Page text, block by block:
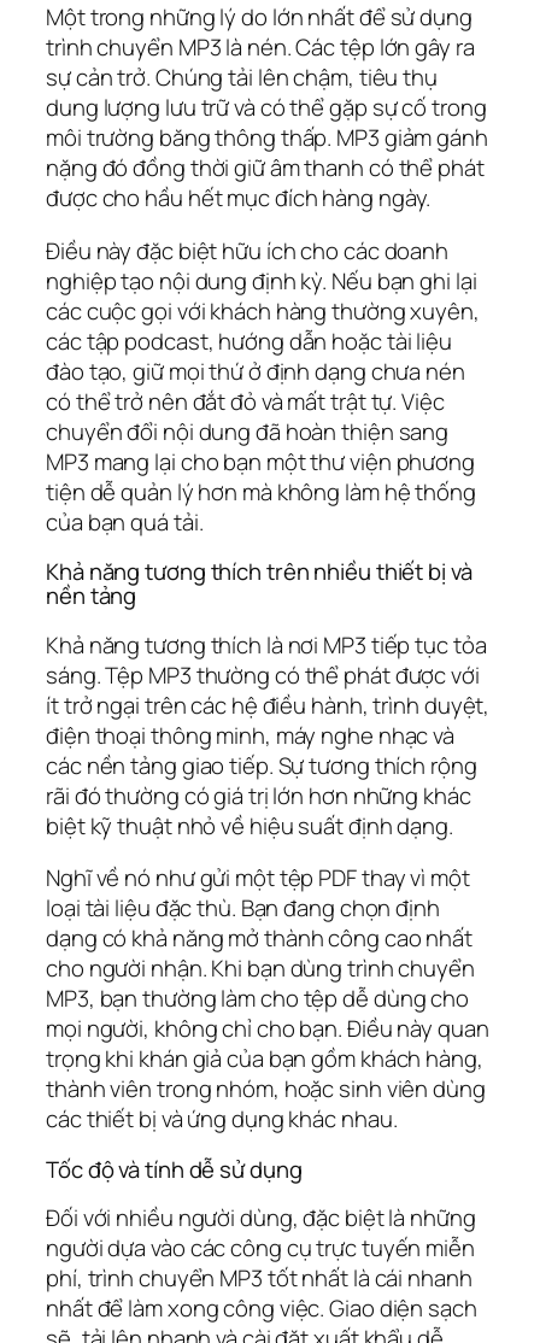
Một trong những lý do lớn nhất để sử dụng
trình chuyển MP3 là nén. Các tệp lớn gây ra
sự cản trở. Chúng tải lên chậm, tiêu thụ
dung lượng lưu trữ và có thể gặp sự cố trong
môi trường băng thông thấp. MP3 giảm gánh
nặng đó đồng thời giữ âm thanh có thể phát
được cho hầu hết mục đích hàng ngày.
Điều này đặc biệt hữu ích cho các doanh
nghiệp tạo nội dung định kỳ. Nếu bạn ghi lại
các cuộc gọi với khách hàng thường xuyên,
các tập podcast, hướng dẫn hoặc tài liệu
đào tạo, giữ mọi thứ ở định dạng chưa nén
có thể trở nên đắt đỏ và mất trật tự. Việc
chuyển đổi nội dung đã hoàn thiện sang
MP3 mang lại cho bạn một thư viện phương
tiện dễ quản lý hơn mà không làm hệ thống
của bạn quá tải.
Khả năng tương thích trên nhiều thiết bị và
nền tảng
Khả năng tương thích là nơi MP3 tiếp tục tỏa
sáng. Tệp MP3 thường có thể phát được với
ít trở ngại trên các hệ điều hành, trình duyệt,
điện thoại thông minh, máy nghe nhạc và
các nền tảng giao tiếp. Sự tương thích rộng
rãi đó thường có giá trị lớn hơn những khác
biệt kỹ thuật nhỏ về hiệu suất định dạng.
Nghĩ về nó như gửi một tệp PDF thay vì một
loại tài liệu đặc thù. Bạn đang chọn định
dạng có khả năng mở thành công cao nhất
cho người nhận. Khi bạn dùng trình chuyển
MP3, bạn thường làm cho tệp dễ dùng cho
mọi người, không chỉ cho bạn. Điều này quan
trọng khi khán giả của bạn gồm khách hàng,
thành viên trong nhóm, hoặc sinh viên dùng
các thiết bị và ứng dụng khác nhau.
Tốc độ và tính dễ sử dụng
Đối với nhiều người dùng, đặc biệt là những
người dựa vào các công cụ trực tuyến miễn
phí, trình chuyển MP3 tốt nhất là cái nhanh
nhất để làm xong công việc. Giao diện sạch